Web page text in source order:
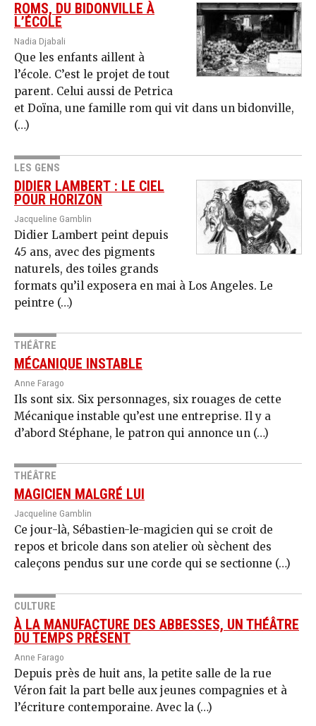
ROMS, DU BIDONVILLE À
L’ÉCOLE
Nadia Djabali
Que les enfants aillent à
l’école. C’est le projet de tout
parent. Celui aussi de Petrica
et Doïna, une famille rom qui vit dans un bidonville,
(…)
LES GENS
DIDIER LAMBERT : LE CIEL
POUR HORIZON
Jacqueline Gamblin
Didier Lambert peint depuis
45 ans, avec des pigments
naturels, des toiles grands
formats qu’il exposera en mai à Los Angeles. Le
peintre (…)
THÉÂTRE
MÉCANIQUE INSTABLE
Anne Farago
Ils sont six. Six personnages, six rouages de cette
Méca­nique instable qu’est une en­treprise. Il y a
d’abord Sté­phane, le patron qui annonce un (…)
THÉÂTRE
MAGICIEN MALGRÉ LUI
Jacqueline Gamblin
Ce jour-là, Sébastien-le-magicien qui se croit de
repos et bricole dans son atelier où sè­chent des
caleçons pendus sur une corde qui se sectionne (…)
CULTURE
À LA MANUFACTURE DES ABBESSES, UN THÉÂTRE
DU TEMPS PRÉSENT
Anne Farago
Depuis près de huit ans, la petite salle de la rue
Véron fait la part belle aux jeunes compagnies et à
l’écriture contemporaine. Avec la (…)